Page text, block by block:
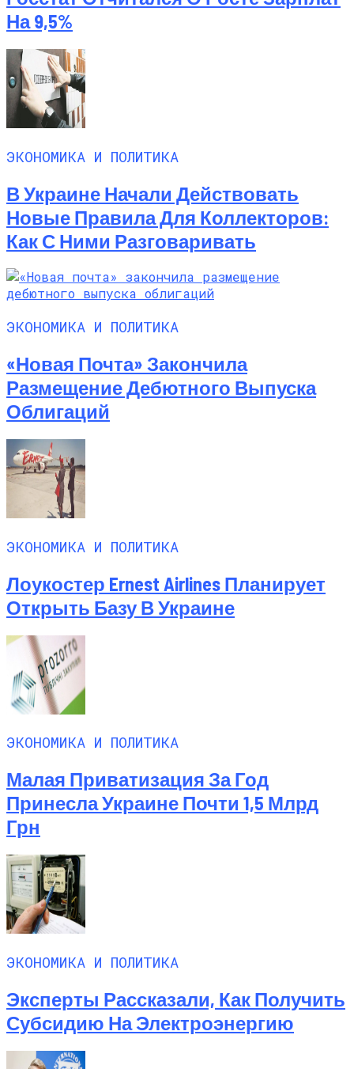
На 9,5%
ЭКОНОМИКА И ПОЛИТИКА
В Украине Начали Действовать
Новые Правила Для Коллекторов:
Как С Ними Разговаривать
ЭКОНОМИКА И ПОЛИТИКА
«Новая Почта» Закончила
Размещение Дебютного Выпуска
Облигаций
ЭКОНОМИКА И ПОЛИТИКА
Лоукостер Ernest Airlines Планирует
Открыть Базу В Украине
ЭКОНОМИКА И ПОЛИТИКА
Малая Приватизация За Год
Принесла Украине Почти 1,5 Млрд
Грн
ЭКОНОМИКА И ПОЛИТИКА
Эксперты Рассказали, Как Получить
Субсидию На Электроэнергию